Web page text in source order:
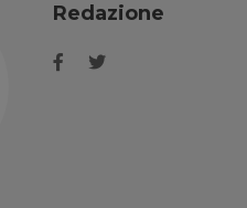
Redazione